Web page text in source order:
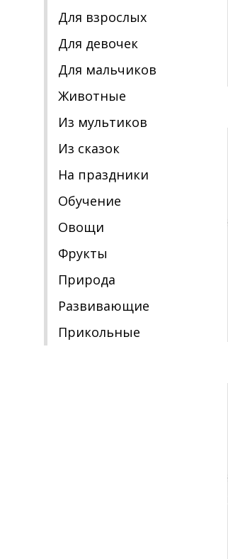
Для взрослых
Для девочек
Для мальчиков
Животные
Из мультиков
Из сказок
На праздники
Обучение
Овощи
Фрукты
Природа
Развивающие
Прикольные